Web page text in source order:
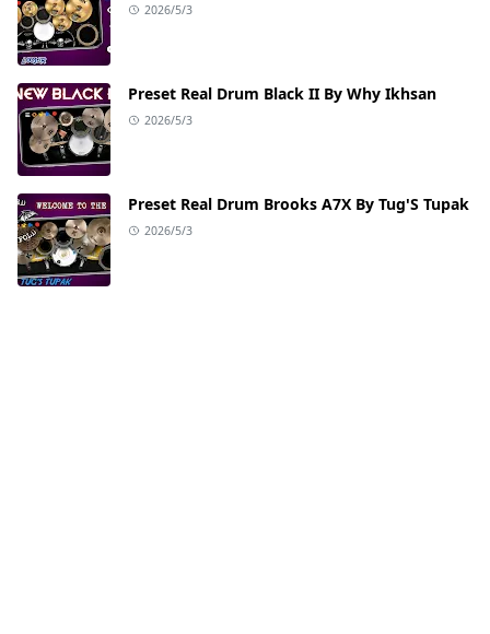
2026/5/3
Preset Real Drum Black II By Why Ikhsan
2026/5/3
Preset Real Drum Brooks A7X By Tug'S Tupak
2026/5/3